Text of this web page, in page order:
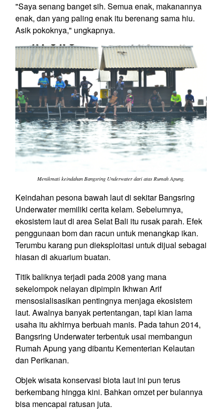
"Saya senang banget sih. Semua enak, makanannya
enak, dan yang paling enak itu berenang sama hiu.
Asik pokoknya," ungkapnya.
Menikmati keindahan Bangsring Underwater dari atas Rumah Apung.
Keindahan pesona bawah laut di sekitar Bangsring
Underwater memiliki cerita kelam. Sebelumnya,
ekosistem laut di area Selat Bali itu rusak parah. Efek
penggunaan bom dan racun untuk menangkap ikan.
Terumbu karang pun dieksploitasi untuk dijual sebagai
hiasan di akuarium buatan.
Titik baliknya terjadi pada 2008 yang mana
sekelompok nelayan dipimpin Ikhwan Arif
mensosialisasikan pentingnya menjaga ekosistem
laut. Awalnya banyak pertentangan, tapi kian lama
usaha itu akhirnya berbuah manis. Pada tahun 2014,
Bangsring Underwater terbentuk usai membangun
Rumah Apung yang dibantu Kementerian Kelautan
dan Perikanan.
Objek wisata konservasi biota laut ini pun terus
berkembang hingga kini. Bahkan omzet per bulannya
bisa mencapai ratusan juta.